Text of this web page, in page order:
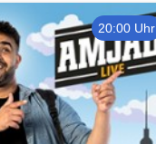
20:00 Uhr